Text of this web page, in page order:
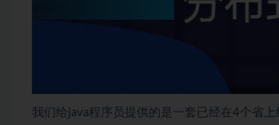
我们给java程序员提供的是一套已经在4个省